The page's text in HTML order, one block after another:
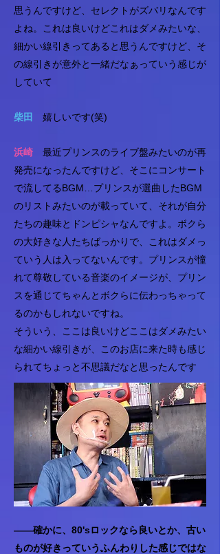
思うんですけど、セレクトがズバリなんです
よね。これは良いけどこれはダメみたいな、
細かい線引きってあると思うんですけど、そ
の線引きが意外と一緒だなぁっていう感じが
していて
柴田 嬉しいです(笑)
浜崎 最近プリンスのライブ盤みたいのが再
発売になったんですけど、そこにコンサート
で流してるBGM…プリンスが選曲したBGM
のリストみたいのが載っていて、それが自分
たちの趣味とドンピシャなんですよ。ボクら
の大好きな人たちばっかりで、これはダメっ
ていう人は入ってないんです。プリンスが憧
れて尊敬している音楽のイメージが、プリン
スを通じてちゃんとボクらに伝わっちゃって
るのかもしれないですね。
そういう、ここは良いけどここはダメみたい
な細かい線引きが、このお店に来た時も感じ
られてちょっと不思議だなと思ったんです
――確かに、80'sロックなら良いとか、古い
ものが好きっていうふんわりした感じではな